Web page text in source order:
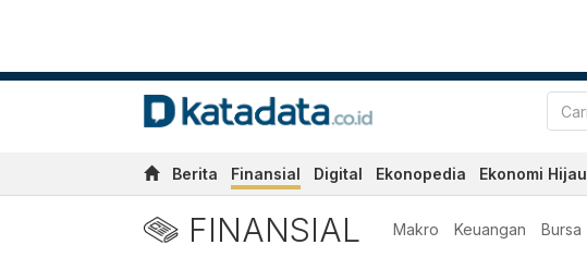
Berita Finansial Digital Ekonopedia Ekonomi Hijau
FINANSIAL Makro Keuangan Bursa